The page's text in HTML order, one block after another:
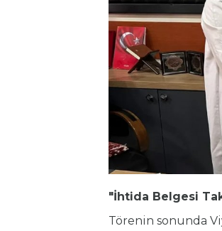
"İhtida Belgesi
Törenin sonunda